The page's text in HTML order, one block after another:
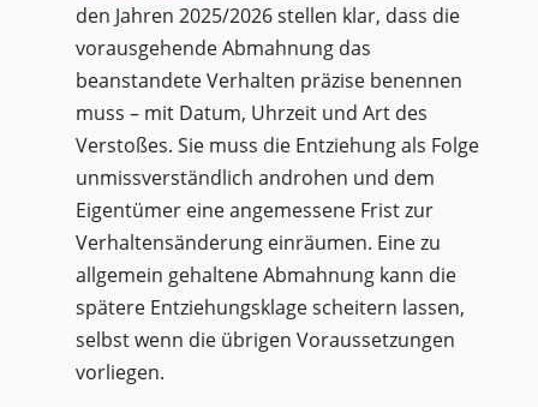
den Jahren 2025/2026 stellen klar, dass die
vorausgehende Abmahnung das
beanstandete Verhalten präzise benennen
muss – mit Datum, Uhrzeit und Art des
Verstoßes. Sie muss die Entziehung als Folge
unmissverständlich androhen und dem
Eigentümer eine angemessene Frist zur
Verhaltensänderung einräumen. Eine zu
allgemein gehaltene Abmahnung kann die
spätere Entziehungsklage scheitern lassen,
selbst wenn die übrigen Voraussetzungen
vorliegen.